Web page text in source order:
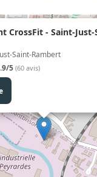
CrossFit - Saint-Just-
Saint-Rambert
5 (60 avis)